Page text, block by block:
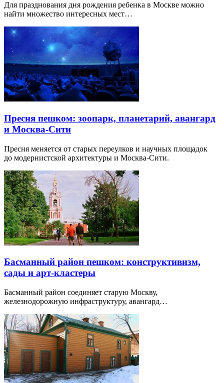
Для празднования дня рождения ребенка в Москве можно
найти множество интересных мест…
Пресня пешком: зоопарк, планетарий, авангард
и Москва-Сити
Пресня меняется от старых переулков и научных площадок
до модернистской архитектуры и Москва-Сити.
Басманный район пешком: конструктивизм,
сады и арт-кластеры
Басманный район соединяет старую Москву,
железнодорожную инфраструктуру, авангард…